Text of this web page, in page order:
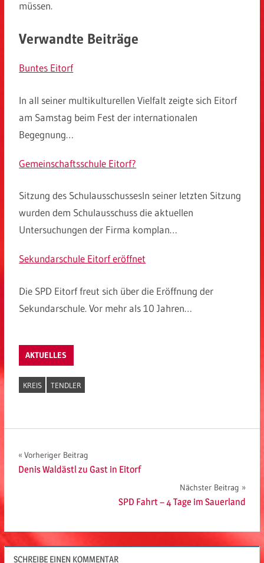
müssen.
Verwandte Beiträge
Buntes Eitorf
In all seiner multikulturellen Vielfalt zeigte sich Eitorf
am Samstag beim Fest der internationalen
Begegnung…
Gemeinschaftsschule Eitorf?
Sitzung des SchulausschussesIn seiner letzten Sitzung
wurden dem Schulausschuss die aktuellen
Untersuchungen der Firma komplan…
Sekundarschule Eitorf eröffnet
Die SPD Eitorf freut sich über die Eröffnung der
Sekundarschule. Vor mehr als 10 Jahren…
AKTUELLES
KREIS TENDLER
Beitragsnavigation
Vorheriger Beitrag
Denis Waldästl zu Gast in Eitorf
Nächster Beitrag
SPD Fahrt – 4 Tage im Sauerland
SCHREIBE EINEN KOMMENTAR